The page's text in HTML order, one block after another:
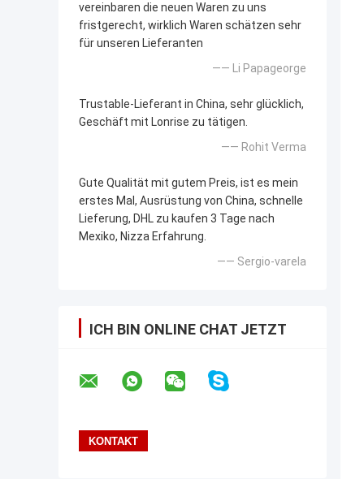
vereinbaren die neuen Waren zu uns
fristgerecht, wirklich Waren schätzen sehr
für unseren Lieferanten
—— Li Papageorge
Trustable-Lieferant in China, sehr glücklich,
Geschäft mit Lonrise zu tätigen.
—— Rohit Verma
Gute Qualität mit gutem Preis, ist es mein
erstes Mal, Ausrüstung von China, schnelle
Lieferung, DHL zu kaufen 3 Tage nach
Mexiko, Nizza Erfahrung.
—— Sergio-varela
ICH BIN ONLINE CHAT JETZT